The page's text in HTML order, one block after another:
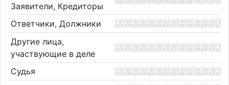
Заявители, Кредиторы
Ответчики, Должники
Другие лица,
участвующие в деле
Судья